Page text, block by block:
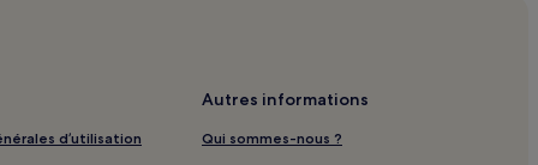
Hôtels avec piscine
d’utilisation
Autres informations
Qui sommes-nous ?